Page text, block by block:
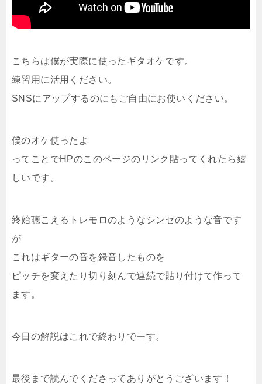
こちらは僕が実際に使ったギタオケです。
練習用に活用ください。
SNSにアップするのにもご自由にお使いください。
僕のオケ使ったよ
ってことでHPのこのページのリンク貼ってくれたら嬉
しいです。
終始聴こえるトレモロのようなシンセのような音です
が
これはギターの音を録音したものを
ピッチを変えたり切り刻んで連続で貼り付けて作って
ます。
今日の解説はこれで終わりでーす。
最後まで読んでくださってありがとうございます！